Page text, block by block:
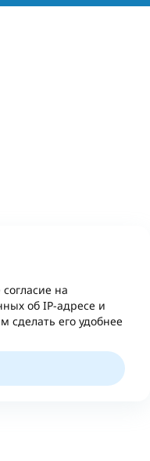
на
об IP-адресе и
его удобнее